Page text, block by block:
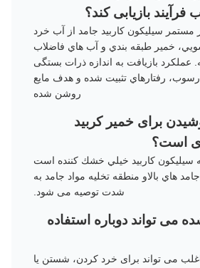
فرآیند بازیابی کند؟
مستمر سيليکون کاربيد جامد از آب خرد
خمیر طبقه بندي و آب هاي فاضلاب
عملکرد بازيافت به اندازه ذرات بستگی
رفتارهاي تثبيت شده و هدف مايع
روشن شده
برای خمیر کربید
است؟
سيليكون کاربيد خيلي خشك کننده است
هاي بالاو منطقه تخلیه مواد جامد به
شدت توصیه می شود.
می تواند دوباره استفاده
می تواند برای خرد کردن، شستن یا